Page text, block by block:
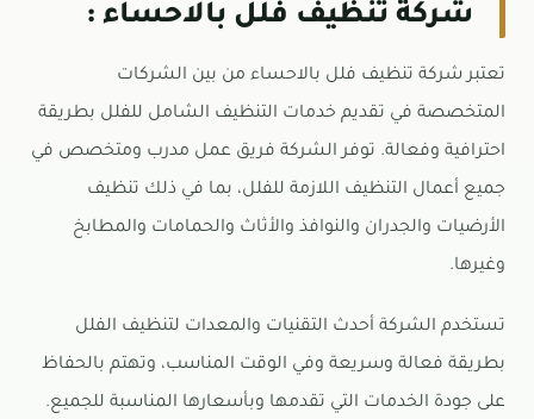
شركة تنظيف فلل بالاحساء :
تعتبر شركة تنظيف فلل بالاحساء من بين الشركات
المتخصصة في تقديم خدمات التنظيف الشامل للفلل بطريقة
احترافية وفعالة. توفر الشركة فريق عمل مدرب ومتخصص في
جميع أعمال التنظيف اللازمة للفلل، بما في ذلك تنظيف
الأرضيات والجدران والنوافذ والأثاث والحمامات والمطابخ
وغيرها.
تستخدم الشركة أحدث التقنيات والمعدات لتنظيف الفلل
بطريقة فعالة وسريعة وفي الوقت المناسب، وتهتم بالحفاظ
على جودة الخدمات التي تقدمها وبأسعارها المناسبة للجميع.